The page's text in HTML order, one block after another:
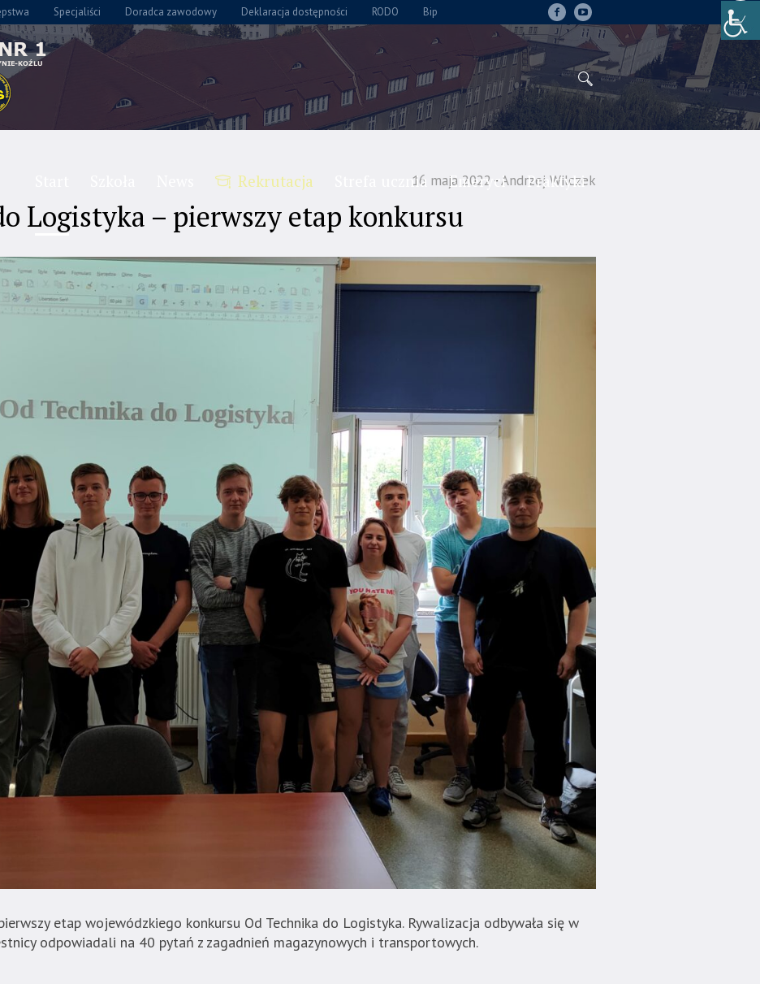
Specjaliści Doradca zawodowy Deklaracja dostępności RODO Bip
Rekrutacja Strefa ucznia Emeryci Praktyki
16 maja 2022 Andrzej Wilczek
Logistyka – pierwszy etap konkursu
etap wojewódzkiego konkursu Od Technika do Logistyka. Rywalizacja odbywała się w
odpowiadali na 40 pytań z zagadnień magazynowych i transportowych.